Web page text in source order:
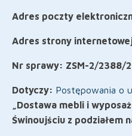
Adres poczty
Adres strony
Nr sprawy: ZSM-2/2388/
Dotyczy: Postępowania o
„Dostawa mebli i
Świnoujściu z podziałem